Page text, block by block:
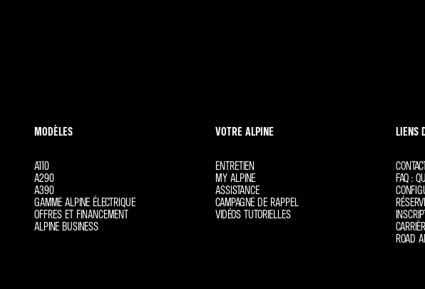
MODÈLES
A110
A290
A390
GAMME ALPINE ÉLECTRIQUE
OFFRES ET FINANCEMENT
ALPINE BUSINESS
VOTRE ALPINE
ENTRETIEN
MY ALPINE
ASSISTANCE
CAMPAGNE DE RAPPEL
VIDÉOS TUTORIELLES
LIENS
FAQ :
ROAD